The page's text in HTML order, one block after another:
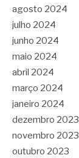
agosto 2024
julho 2024
junho 2024
maio 2024
abril 2024
março 2024
janeiro 2024
dezembro 2023
novembro 2023
outubro 2023